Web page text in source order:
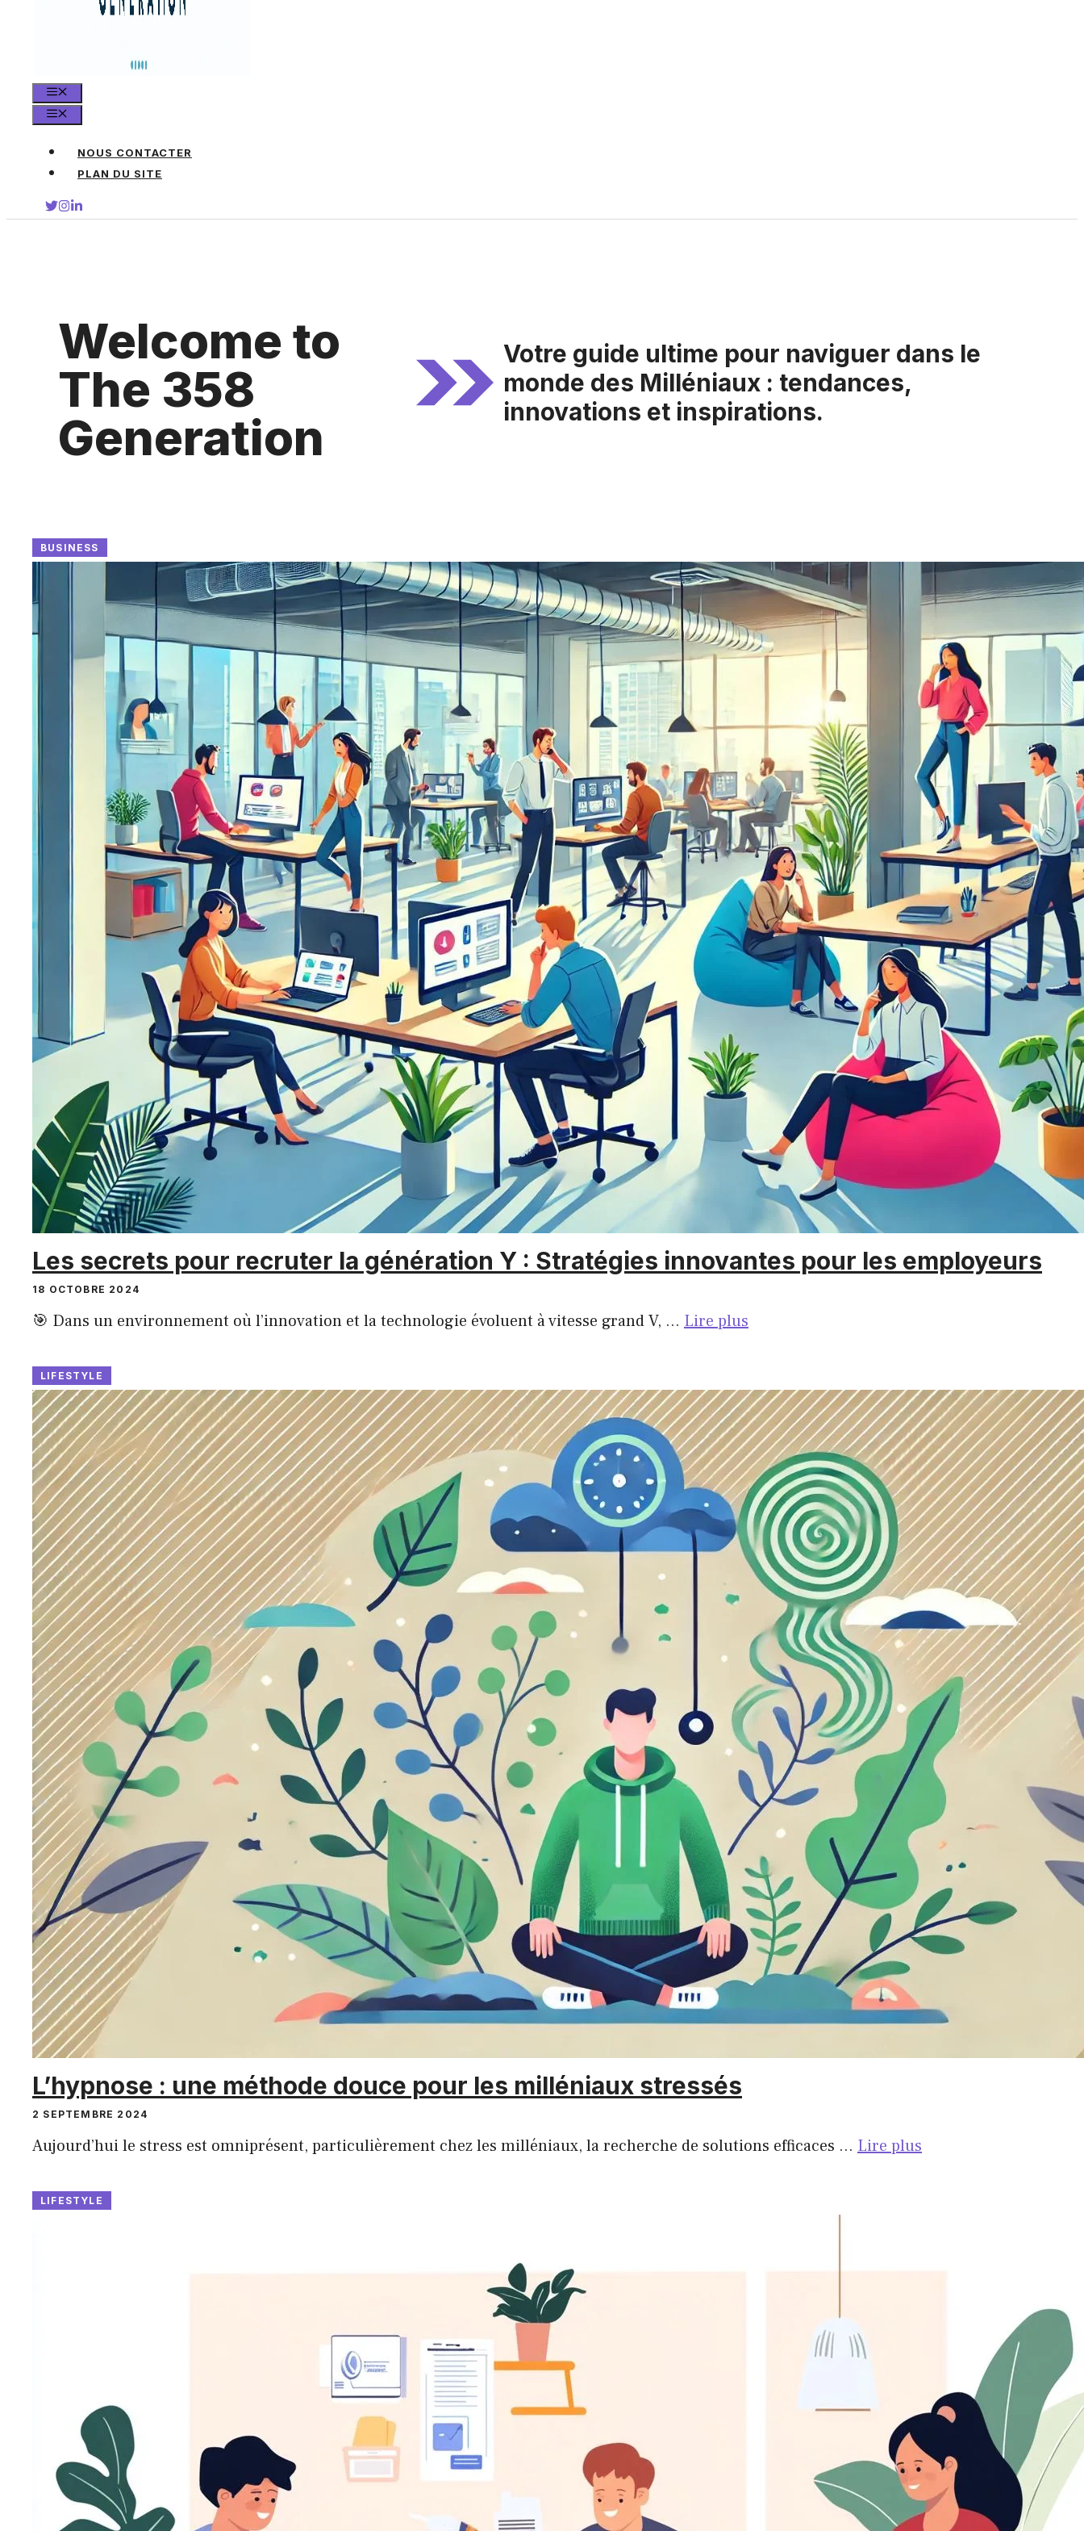
NOUS CONTACTER
PLAN DU SITE
Welcome to
The 358
Generation
Votre guide ultime pour naviguer dans le
monde des Milléniaux : tendances,
innovations et inspirations.
BUSINESS
Les secrets pour recruter la génération Y : Stratégies innovantes pour les employeurs
18 OCTOBRE 2024
🎯 Dans un environnement où l’innovation et la technologie évoluent à vitesse grand V, … Lire plus
LIFESTYLE
L’hypnose : une méthode douce pour les milléniaux stressés
2 SEPTEMBRE 2024
Aujourd’hui le stress est omniprésent, particulièrement chez les milléniaux, la recherche de solutions efficaces … Lire plus
LIFESTYLE